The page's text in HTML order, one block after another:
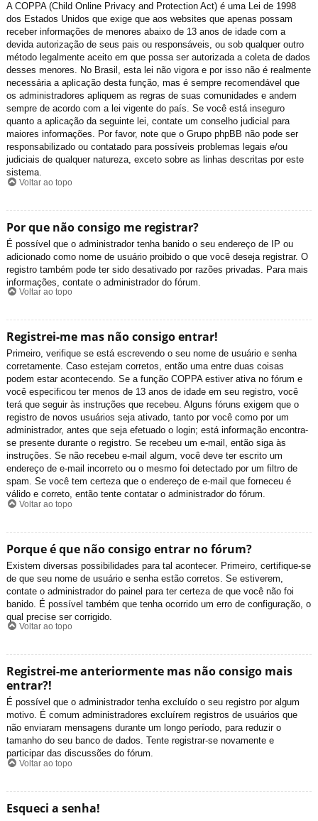
A COPPA (Child Online Privacy and Protection Act) é uma Lei de 1998
dos Estados Unidos que exige que aos websites que apenas possam
receber informações de menores abaixo de 13 anos de idade com a
devida autorização de seus pais ou responsáveis, ou sob qualquer outro
método legalmente aceito em que possa ser autorizada a coleta de dados
desses menores. No Brasil, esta lei não vigora e por isso não é realmente
necessária a aplicação desta função, mas é sempre recomendável que
os administradores apliquem as regras de suas comunidades e andem
sempre de acordo com a lei vigente do país. Se você está inseguro
quanto a aplicação da seguinte lei, contate um conselho judicial para
maiores informações. Por favor, note que o Grupo phpBB não pode ser
responsabilizado ou contatado para possíveis problemas legais e/ou
judiciais de qualquer natureza, exceto sobre as linhas descritas por este
sistema.
Voltar ao topo
Por que não consigo me registrar?
É possível que o administrador tenha banido o seu endereço de IP ou
adicionado como nome de usuário proibido o que você deseja registrar. O
registro também pode ter sido desativado por razões privadas. Para mais
informações, contate o administrador do fórum.
Voltar ao topo
Registrei-me mas não consigo entrar!
Primeiro, verifique se está escrevendo o seu nome de usuário e senha
corretamente. Caso estejam corretos, então uma entre duas coisas
podem estar acontecendo. Se a função COPPA estiver ativa no fórum e
você especificou ter menos de 13 anos de idade em seu registro, você
terá que seguir às instruções que recebeu. Alguns fóruns exigem que o
registro de novos usuários seja ativado, tanto por você como por um
administrador, antes que seja efetuado o login; está informação encontra-
se presente durante o registro. Se recebeu um e-mail, então siga às
instruções. Se não recebeu e-mail algum, você deve ter escrito um
endereço de e-mail incorreto ou o mesmo foi detectado por um filtro de
spam. Se você tem certeza que o endereço de e-mail que forneceu é
válido e correto, então tente contatar o administrador do fórum.
Voltar ao topo
Porque é que não consigo entrar no fórum?
Existem diversas possibilidades para tal acontecer. Primeiro, certifique-se
de que seu nome de usuário e senha estão corretos. Se estiverem,
contate o administrador do painel para ter certeza de que você não foi
banido. É possível também que tenha ocorrido um erro de configuração, o
qual precise ser corrigido.
Voltar ao topo
Registrei-me anteriormente mas não consigo mais
entrar?!
É possível que o administrador tenha excluído o seu registro por algum
motivo. É comum administradores excluírem registros de usuários que
não enviaram mensagens durante um longo período, para reduzir o
tamanho do seu banco de dados. Tente registrar-se novamente e
participar das discussões do fórum.
Voltar ao topo
Esqueci a senha!